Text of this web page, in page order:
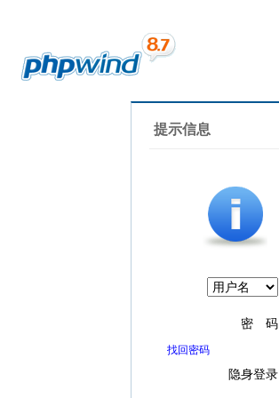
提示信息
密 码
找回密码
隐身登录